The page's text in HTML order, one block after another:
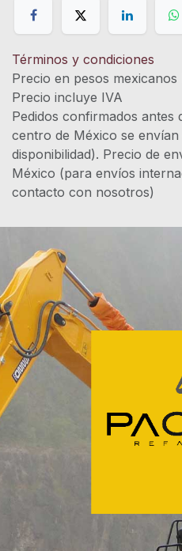
Términos y condiciones
Precio en pesos mexicanos
Precio
Pedidos confirmados antes
centro de México se
disponibilidad). Precio de
México (para envíos
contacto con nosotros)